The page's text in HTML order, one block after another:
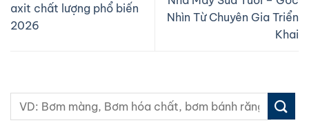
axit chất lượng phổ biến
2026
Nhìn Từ Chuyên Gia Triển
Khai